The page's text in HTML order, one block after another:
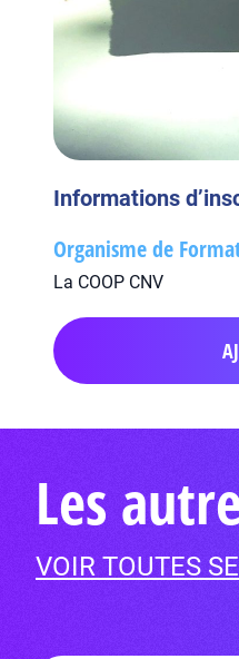
Informations
Organisme de
La COOP CNV
Les
VOIR TOUTES